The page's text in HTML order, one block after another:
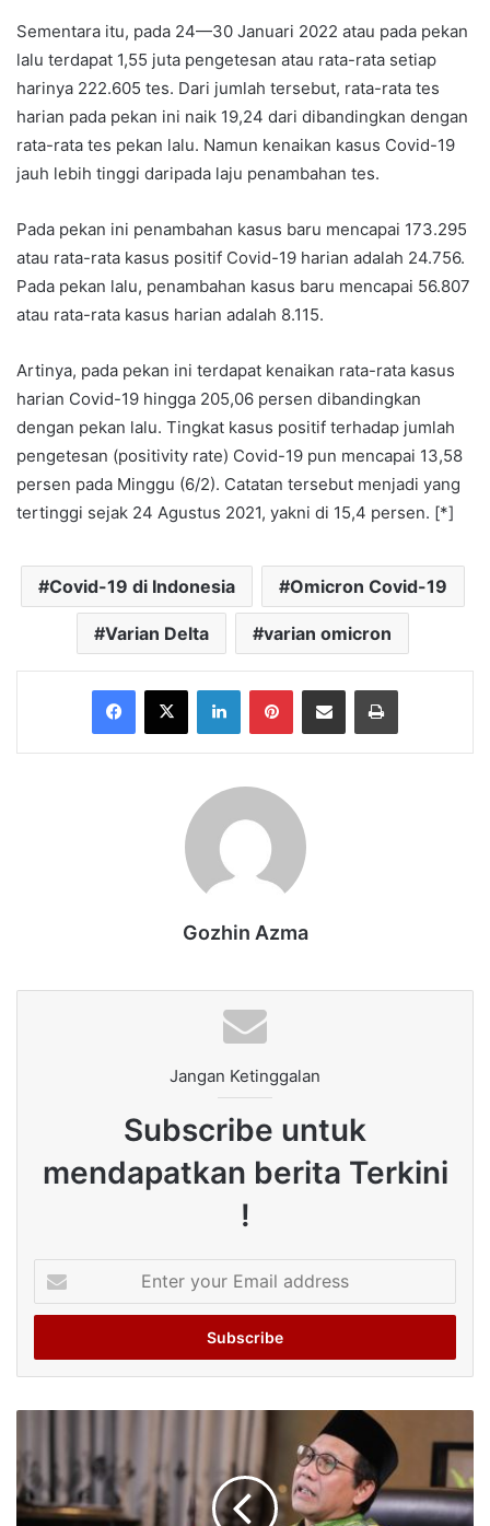
Sementara itu, pada 24—30 Januari 2022 atau pada pekan
lalu terdapat 1,55 juta pengetesan atau rata-rata setiap
harinya 222.605 tes. Dari jumlah tersebut, rata-rata tes
harian pada pekan ini naik 19,24 dari dibandingkan dengan
rata-rata tes pekan lalu. Namun kenaikan kasus Covid-19
jauh lebih tinggi daripada laju penambahan tes.
Pada pekan ini penambahan kasus baru mencapai 173.295
atau rata-rata kasus positif Covid-19 harian adalah 24.756.
Pada pekan lalu, penambahan kasus baru mencapai 56.807
atau rata-rata kasus harian adalah 8.115.
Artinya, pada pekan ini terdapat kenaikan rata-rata kasus
harian Covid-19 hingga 205,06 persen dibandingkan
dengan pekan lalu. Tingkat kasus positif terhadap jumlah
pengetesan (positivity rate) Covid-19 pun mencapai 13,58
persen pada Minggu (6/2). Catatan tersebut menjadi yang
tertinggi sejak 24 Agustus 2021, yakni di 15,4 persen. [*]
Covid-19 di Indonesia Omicron Covid-19
Varian Delta varian omicron
Facebook
X LinkedInPinterestShare via Email Print
Gozhin Azma
Jangan Ketinggalan
Subscribe untuk
mendapatkan berita Terkini
!
your
Email